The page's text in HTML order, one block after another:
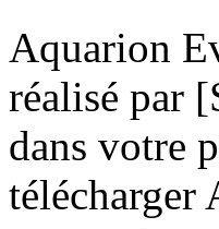
Aquarion
réalisé par
dans votre
télécharger